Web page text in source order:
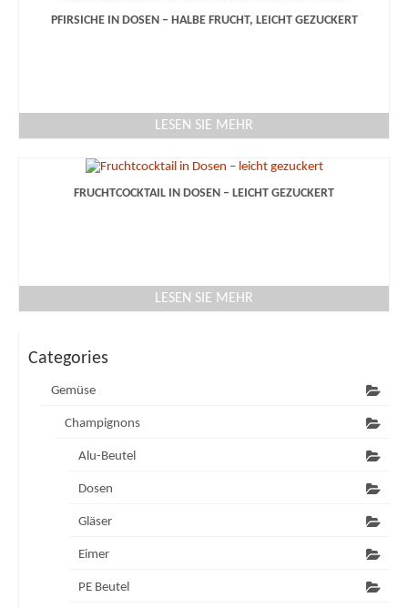
PFIRSICHE IN DOSEN – HALBE FRUCHT, LEICHT GEZUCKERT
LESEN SIE MEHR
FRUCHTCOCKTAIL IN DOSEN – LEICHT GEZUCKERT
LESEN SIE MEHR
Categories
Gemüse
Champignons
Alu-Beutel
Dosen
Gläser
Eimer
PE Beutel